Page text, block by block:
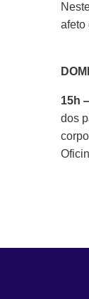
afeto
15h
dos